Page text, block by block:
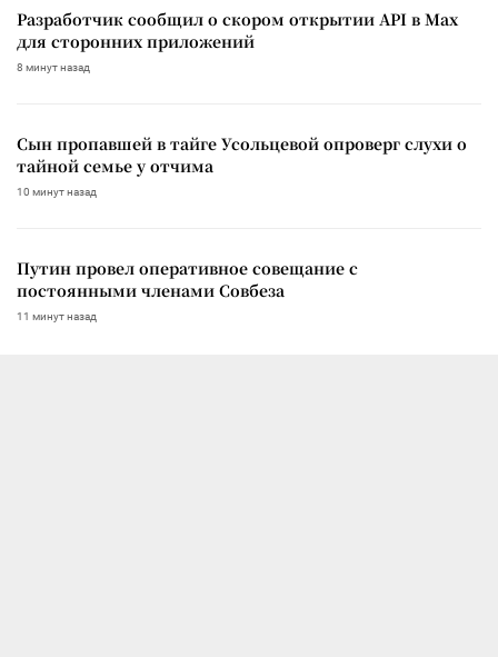
Разработчик сообщил о скором открытии API в Max
для сторонних приложений
8 минут назад
Сын пропавшей в тайге Усольцевой опроверг слухи о
тайной семье у отчима
10 минут назад
Путин провел оперативное совещание с
постоянными членами Совбеза
11 минут назад